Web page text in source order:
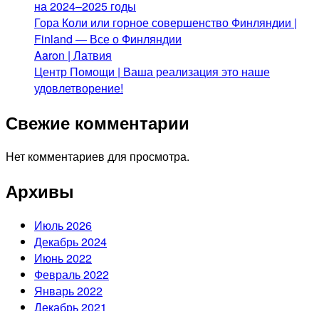
на 2024–2025 годы
Гора Коли или горное совершенство Финляндии |
Finland — Все о Финляндии
Aaron | Латвия
Центр Помощи | Ваша реализация это наше
удовлетворение!
Свежие комментарии
Нет комментариев для просмотра.
Архивы
Июль 2026
Декабрь 2024
Июнь 2022
Февраль 2022
Январь 2022
Декабрь 2021